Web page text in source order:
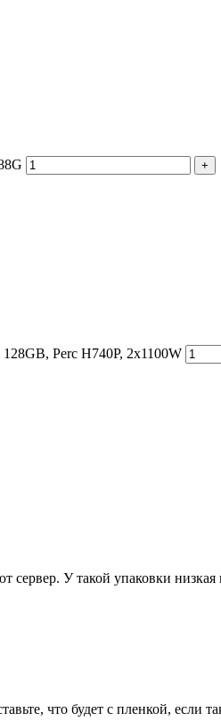
+
Perc H740P, 2x1100W
У такой упаковки
что будет с пленкой, если